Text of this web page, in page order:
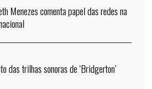
Menezes comenta papel das redes na
das trilhas sonoras de ‘Bridgerton’